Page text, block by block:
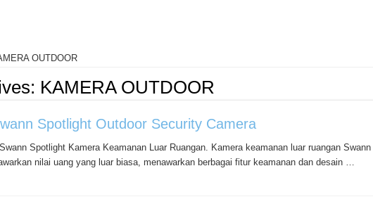
OUTDOOR
KAMERA OUTDOOR
Spotlight Outdoor Security Camera
Spotlight Kamera Keamanan Luar Ruangan. Kamera keamanan luar ruangan Swann
nilai uang yang luar biasa, menawarkan berbagai fitur keamanan dan desain …